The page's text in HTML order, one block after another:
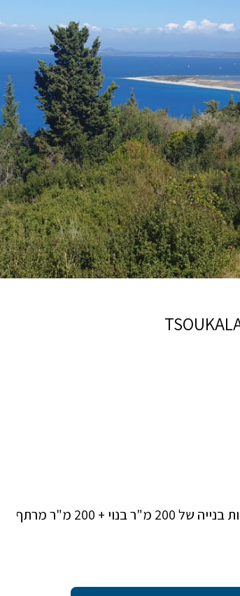
מגרש בשטח כולל של 2,200 מ"ר אדמה עם זכויות בנייה של 200 מ"ר בנוי + 200 מ"ר מרתף